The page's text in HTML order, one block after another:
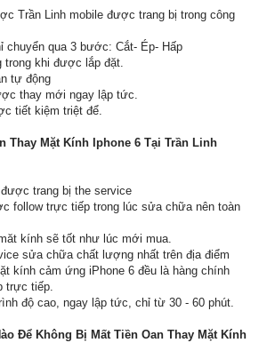
Trần Linh mobile được trang bị trong công
qua 3 bước: Cắt- Ép- Hấp
trong khi được lắp đặt.
tự động
thay mới ngay lập tức.
tiết kiệm triệt để.
Thay Mặt Kính Iphone 6 Tại Trần Linh
trang bị the service
follow trực tiếp trong lúc sửa chữa nên toàn
kính sẽ tốt như lúc mới mua.
sửa chữa chất lượng nhất trên địa điểm
kính cảm ứng iPhone 6 đều là hàng chính
trực tiếp.
độ cao, ngay lập tức, chỉ từ 30 - 60 phút.
Để Không Bị Mất Tiền Oan Thay Mặt Kính